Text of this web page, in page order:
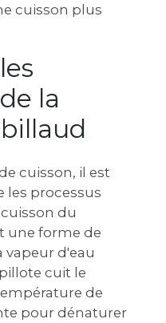
cuisson plus
la
cuisson, il est
les processus
du
une forme de
vapeur d'eau
cuit le
de
pour dénaturer